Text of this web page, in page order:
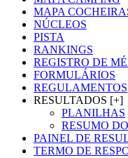
MAPA
NÚCLEOS
PISTA
RANKINGS
REGISTRO DE
FORMULÁRIOS
REGULAMENTOS
RESULTADOS [+]
PLANILHAS
RESUMO
PAINEL DE
TERMO DE